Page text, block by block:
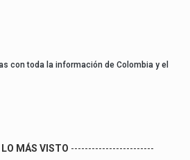
con toda la información de Colombia y el
LO MÁS VISTO ------------------------